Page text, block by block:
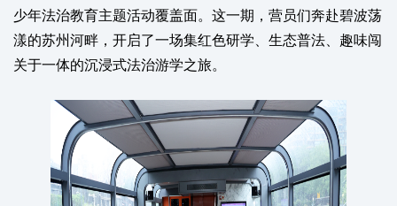
少年法治教育主题活动覆盖面。这一期，营员们奔赴碧波荡
漾的苏州河畔，开启了一场集红色研学、生态普法、趣味闯
关于一体的沉浸式法治游学之旅。